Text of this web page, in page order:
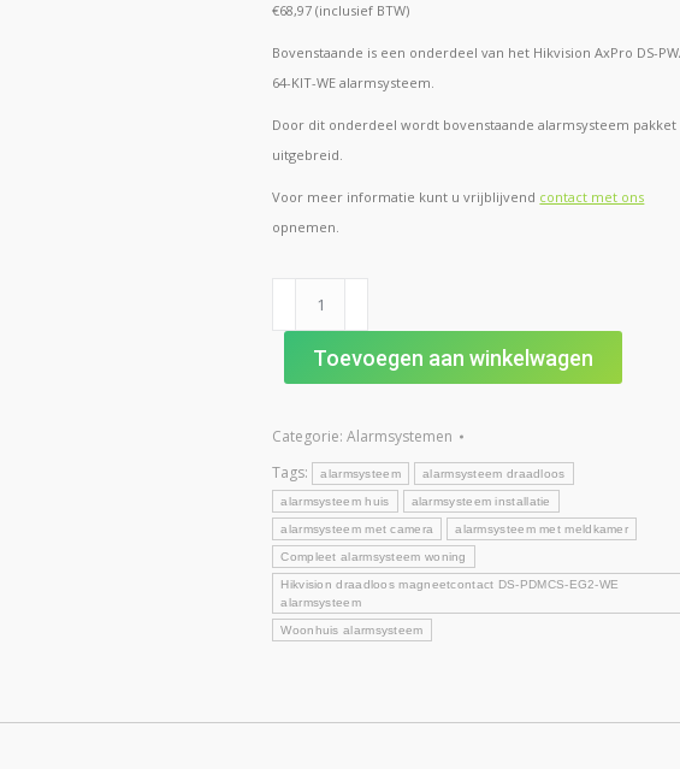
€68,97 (inclusief BTW)
Bovenstaande is een onderdeel van het Hikvision AxPro DS-
64-KIT-WE alarmsysteem.
Door dit onderdeel wordt bovenstaande alarmsysteem pakket
uitgebreid.
Voor meer informatie kunt u vrijblijvend contact met ons
opnemen.
magneetcontact
DS-
EG2-
WE
alarmsysteem
aantal
Toevoegen aan winkelwagen
Categorie:Alarmsystemen
Tags:
alarmsysteem alarmsysteem draadloos
alarmsysteem huis alarmsysteem installatie
alarmsysteem met camera alarmsysteem met meldkamer
Compleet alarmsysteem woning
Hikvision draadloos magneetcontact DS-PDMCS-EG2-WE
alarmsysteem
Woonhuis alarmsysteem